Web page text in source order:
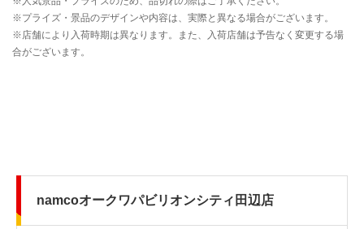
namcoオークワパビリオンシティ田辺店